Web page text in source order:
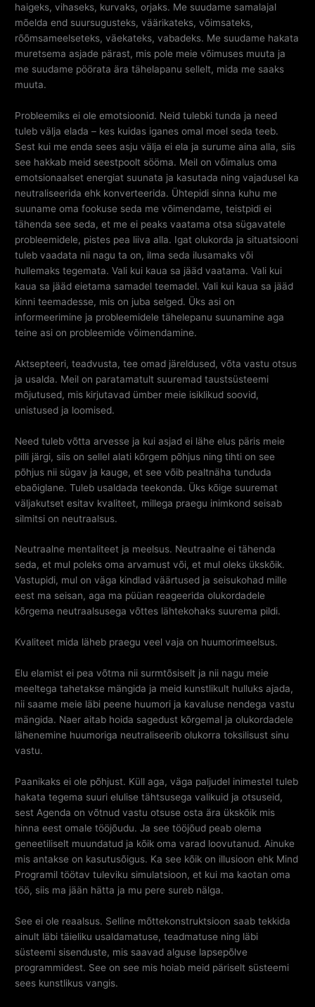
haigeks, vihaseks, kurvaks, orjaks. Me suudame samalajal
mõelda end suursugusteks, väärikateks, võimsateks,
rõõmsameelseteks, väekateks, vabadeks. Me suudame hakata
muretsema asjade pärast, mis pole meie võimuses muuta ja
me suudame pöörata ära tähelapanu sellelt, mida me saaks
muuta.
Probleemiks ei ole emotsioonid. Neid tulebki tunda ja need
tuleb välja elada – kes kuidas iganes omal moel seda teeb.
Sest kui me enda sees asju välja ei ela ja surume aina alla, siis
see hakkab meid seestpoolt sööma. Meil on võimalus oma
emotsionaalset energiat suunata ja kasutada ning vajadusel ka
neutraliseerida ehk konverteerida. Ühtepidi sinna kuhu me
suuname oma fookuse seda me võimendame, teistpidi ei
tähenda see seda, et me ei peaks vaatama otsa sügavatele
probleemidele, pistes pea liiva alla. Igat olukorda ja situatsiooni
tuleb vaadata nii nagu ta on, ilma seda ilusamaks või
hullemaks tegemata. Vali kui kaua sa jääd vaatama. Vali kui
kaua sa jääd eietama samadel teemadel. Vali kui kaua sa jääd
kinni teemadesse, mis on juba selged. Üks asi on
informeerimine ja probleemidele tähelepanu suunamine aga
teine asi on probleemide võimendamine.
Aktsepteeri, teadvusta, tee omad järeldused, võta vastu otsus
ja usalda. Meil on paratamatult suuremad taustsüsteemi
mõjutused, mis kirjutavad ümber meie isiklikud soovid,
unistused ja loomised.
Need tuleb võtta arvesse ja kui asjad ei lähe elus päris meie
pilli järgi, siis on sellel alati kõrgem põhjus ning tihti on see
põhjus nii sügav ja kauge, et see võib pealtnäha tunduda
ebaõiglane. Tuleb usaldada teekonda. Üks kõige suuremat
väljakutset esitav kvaliteet, millega praegu inimkond seisab
silmitsi on neutraalsus.
Neutraalne mentaliteet ja meelsus. Neutraalne ei tähenda
seda, et mul poleks oma arvamust või, et mul oleks ükskõik.
Vastupidi, mul on väga kindlad väärtused ja seisukohad mille
eest ma seisan, aga ma püüan reageerida olukordadele
kõrgema neutraalsusega võttes lähtekohaks suurema pildi.
Kvaliteet mida läheb praegu veel vaja on huumorimeelsus.
Elu elamist ei pea võtma nii surmtõsiselt ja nii nagu meie
meeltega tahetakse mängida ja meid kunstlikult hulluks ajada,
nii saame meie läbi peene huumori ja kavaluse nendega vastu
mängida. Naer aitab hoida sagedust kõrgemal ja olukordadele
lähenemine huumoriga neutraliseerib olukorra toksilisust sinu
vastu.
Paanikaks ei ole põhjust. Küll aga, väga paljudel inimestel tuleb
hakata tegema suuri elulise tähtsusega valikuid ja otsuseid,
sest Agenda on võtnud vastu otsuse osta ära ükskõik mis
hinna eest omale tööjõudu. Ja see tööjõud peab olema
geneetiliselt muundatud ja kõik oma varad loovutanud. Ainuke
mis antakse on kasutusõigus. Ka see kõik on illusioon ehk Mind
Programil töötav tuleviku simulatsioon, et kui ma kaotan oma
töö, siis ma jään hätta ja mu pere sureb nälga.
See ei ole reaalsus. Selline mõttekonstruktsioon saab tekkida
ainult läbi täieliku usaldamatuse, teadmatuse ning läbi
süsteemi sisenduste, mis saavad alguse lapsepõlve
programmidest. See on see mis hoiab meid päriselt süsteemi
sees kunstlikus vangis.